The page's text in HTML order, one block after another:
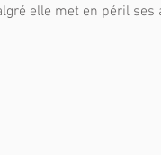
elle met en péril